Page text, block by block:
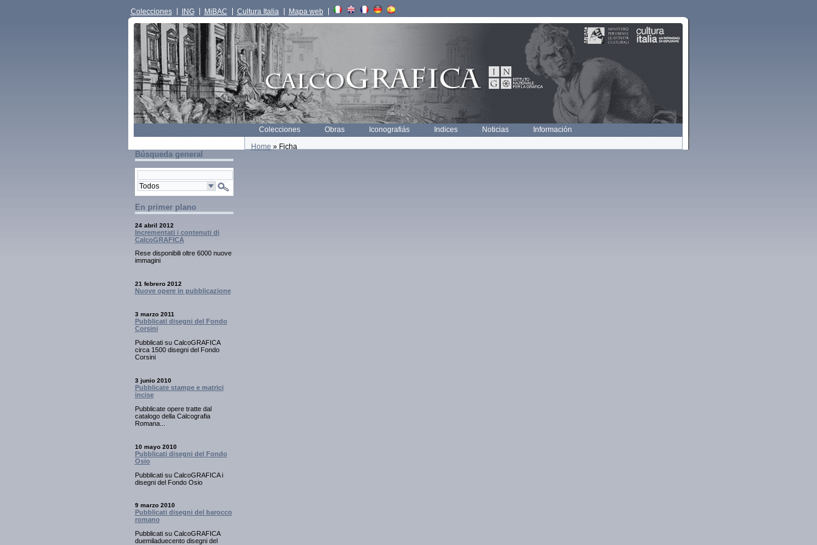
Colecciones ING MiBAC Cultura Italia Mapa web
Colecciones Obras Iconografiás Indices Noticias Información
Búsqueda general
En primer plano
24 abril 2012
Incrementati i contenuti di
CalcoGRAFICA
Rese disponibili oltre 6000 nuove
immagini
21 febrero 2012
Nuove opere in pubblicazione
3 marzo 2011
Pubblicati disegni del Fondo
Corsini
Pubblicati su CalcoGRAFICA
circa 1500 disegni del Fondo
Corsini
3 junio 2010
Pubblicate stampe e matrici
incise
Pubblicate opere tratte dal
catalogo della Calcografia
Romana...
10 mayo 2010
Pubblicati disegni del Fondo
Osio
Pubblicati su CalcoGRAFICA i
disegni del Fondo Osio
9 marzo 2010
Pubblicati disegni del barocco
romano
Pubblicati su CalcoGRAFICA
duemiladuecento disegni del
Home » Ficha